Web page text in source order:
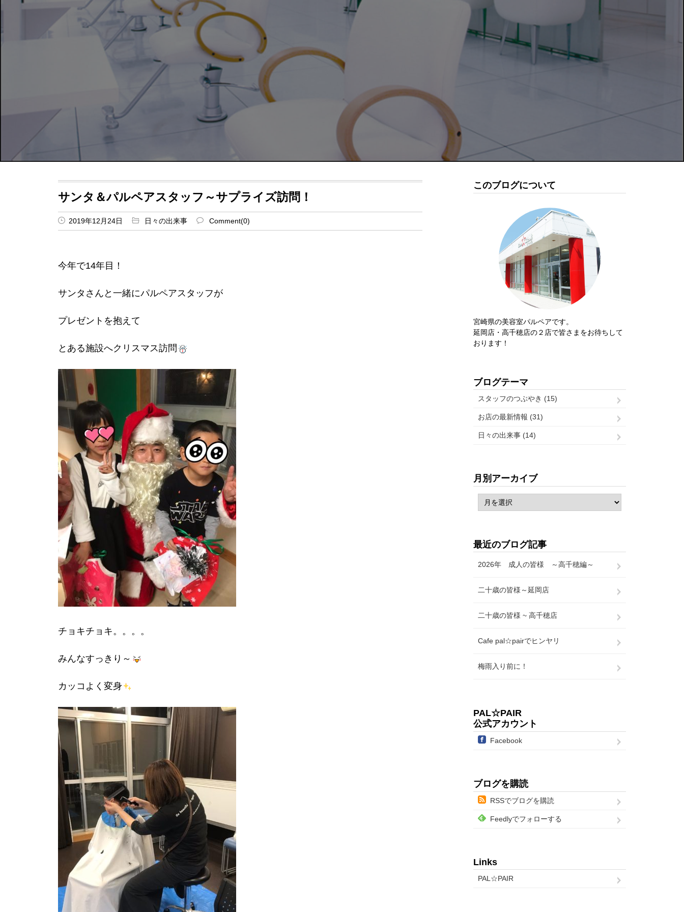
サンタ＆パルペアスタッフ～サプライズ訪問！
2019年12月24日 日々の出来事 Comment(0)
今年で14年目！
サンタさんと一緒にパルペアスタッフが
プレゼントを抱えて
とある施設へクリスマス訪問
チョキチョキ。。。。
みんなすっきり～
カッコよく変身
このブログについて
宮崎県の美容室パルペアです。
延岡店・高千穂店の２店で皆さまをお待ちして
おります！
ブログテーマ
スタッフのつぶやき (15)
お店の最新情報 (31)
日々の出来事 (14)
月別アーカイブ
最近のブログ記事
2026年 成人の皆様 ～高千穂編～
二十歳の皆様～延岡店
二十歳の皆様 ~ 高千穂店
Cafe pal☆pairでヒンヤリ
梅雨入り前に！
PAL☆PAIR
公式アカウント
Facebook
ブログを購読
RSSでブログを購読
Feedlyでフォローする
Links
PAL☆PAIR